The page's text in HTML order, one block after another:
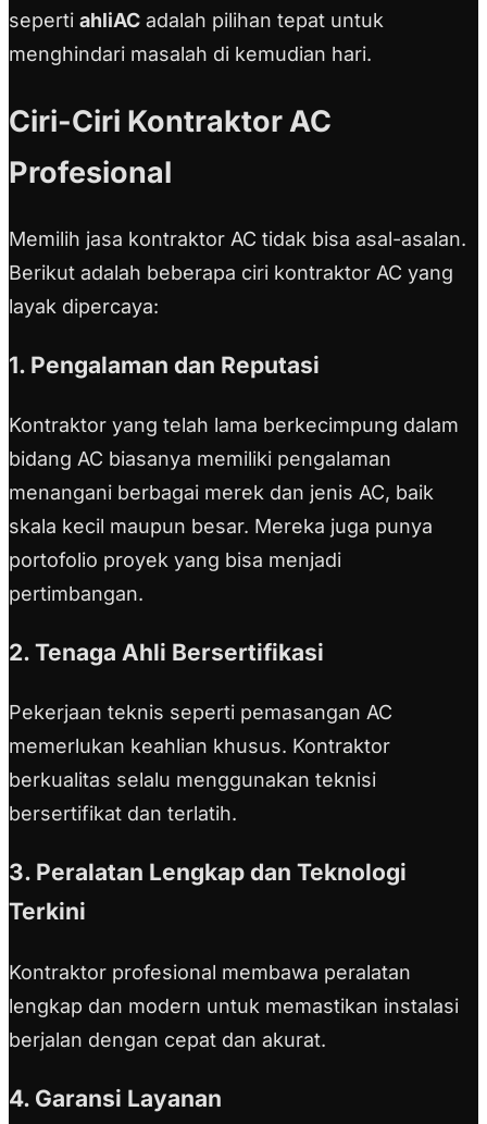
seperti ahliAC adalah pilihan tepat untuk
menghindari masalah di kemudian hari.
Ciri-Ciri Kontraktor AC
Profesional
Memilih jasa kontraktor AC tidak bisa asal-asalan.
Berikut adalah beberapa ciri kontraktor AC yang
layak dipercaya:
1. Pengalaman dan Reputasi
Kontraktor yang telah lama berkecimpung dalam
bidang AC biasanya memiliki pengalaman
menangani berbagai merek dan jenis AC, baik
skala kecil maupun besar. Mereka juga punya
portofolio proyek yang bisa menjadi
pertimbangan.
2. Tenaga Ahli Bersertifikasi
Pekerjaan teknis seperti pemasangan AC
memerlukan keahlian khusus. Kontraktor
berkualitas selalu menggunakan teknisi
bersertifikat dan terlatih.
3. Peralatan Lengkap dan Teknologi
Terkini
Kontraktor profesional membawa peralatan
lengkap dan modern untuk memastikan instalasi
berjalan dengan cepat dan akurat.
4. Garansi Layanan